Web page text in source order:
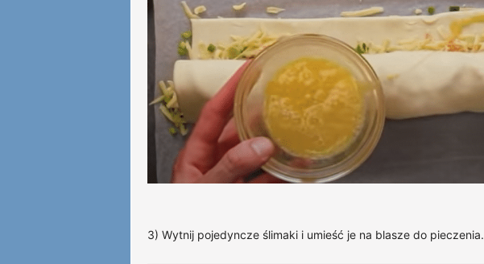
3) Wytnij pojedyncze ślimaki i umieść je na blasze do pieczenia.